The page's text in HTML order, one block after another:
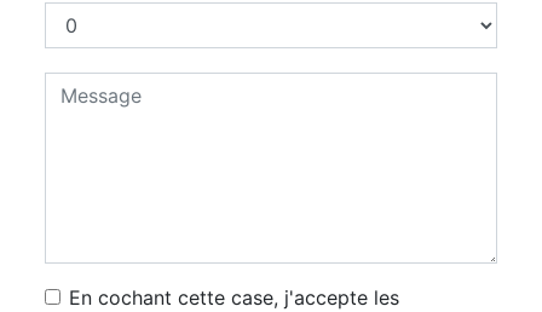
En cochant cette case, j'accepte les